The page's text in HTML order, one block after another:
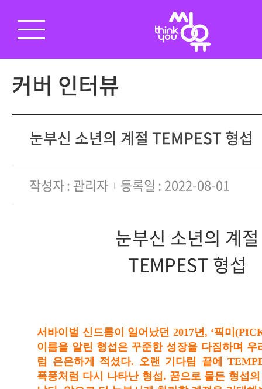
커버 인터뷰
눈부신 소년의 계절 TEMPEST 형섭
작성자 관리자 등록일 2022-08-01
눈부신 소년의 계절
TEMPEST 형섭
서바이벌 신드롬이 일어났던 2017년, ‘픽미
이름을 알린 형섭은 꾸준한 성장을 다짐하며 우
럼 은은하게 적셨다. 오랜 기다림 끝에
폭풍처럼 다시 나타난 형섭. 꿈으로 물든 형섭